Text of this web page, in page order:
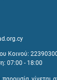
Κοινού:
07:00 - 18:00